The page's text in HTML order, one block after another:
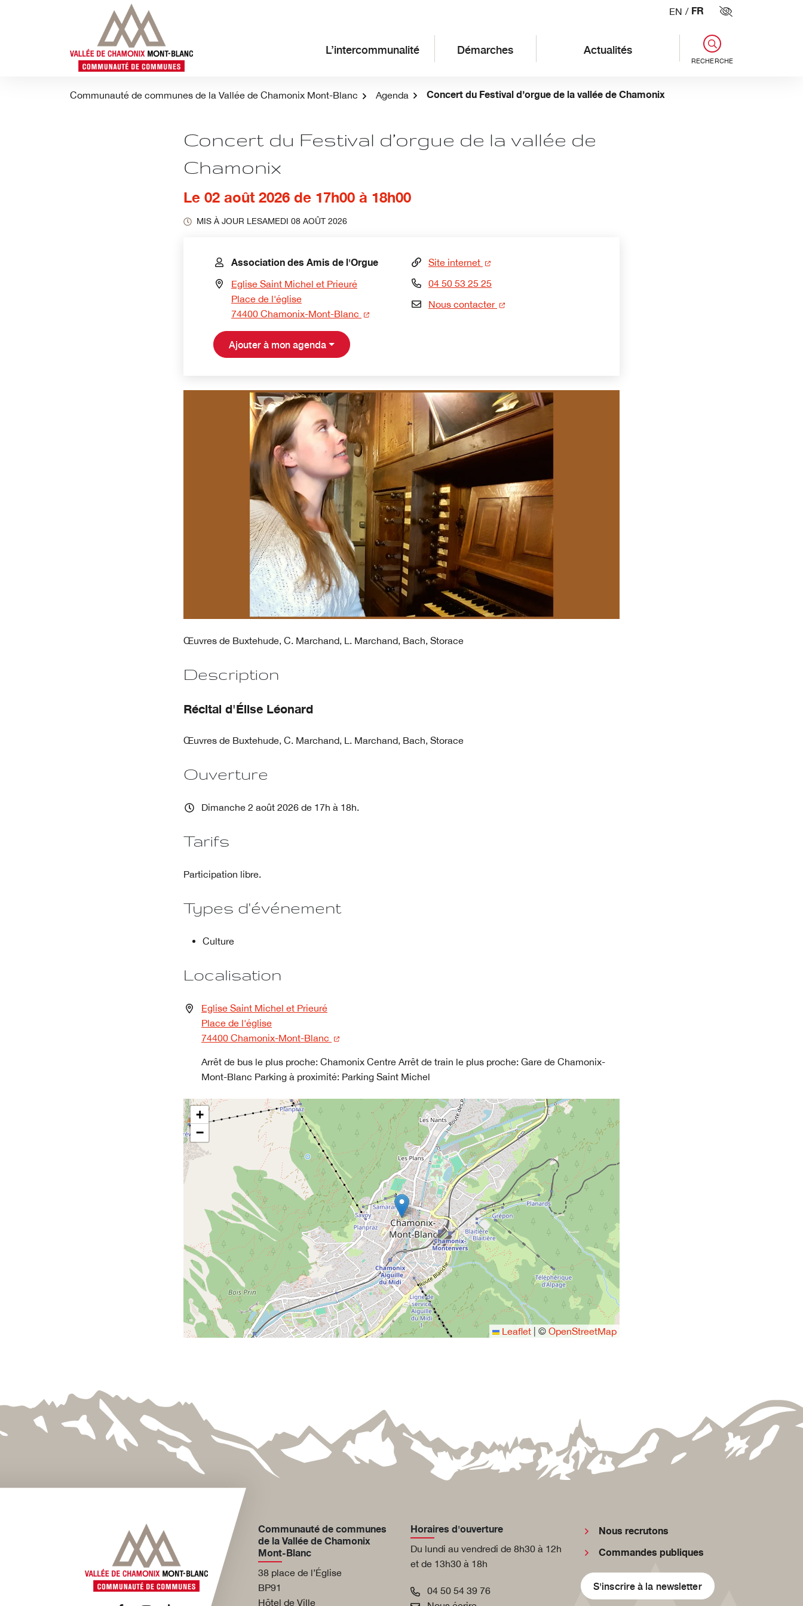
EN / FR
Paramètres
L’intercommunalité
Démarches Actualités
RECHERCHE
Communauté de communes de la Vallée de Chamonix Mont-Blanc Agenda Concert du Festival d’orgue de la vallée de Chamonix
Concert du Festival d’orgue de la vallée de
Chamonix
Le02août2026de 17h00 à 18h00
MIS À JOUR LESAMEDI 08 AOÛT 2026
Association des Amis de l'Orgue
Eglise Saint Michel et Prieuré
Place de l'église
74400 Chamonix-Mont-Blanc
(nouvelle fenêtre)
Site internet
(nouvelle fenêtre)
04 50 53 25 25
Nous contacter
(nouvelle fenêtre)
Ajouter à mon agenda
Œuvres de Buxtehude, C. Marchand, L. Marchand, Bach, Storace
Description
Récital d'Élise Léonard
Œuvres de Buxtehude, C. Marchand, L. Marchand, Bach, Storace
Ouverture
Dimanche 2 août 2026 de 17h à 18h.
Tarifs
Participation libre.
Types d'événement
Culture
Localisation
Eglise Saint Michel et Prieuré
Place de l'église
74400 Chamonix-Mont-Blanc
(nouvelle fenêtre)
Arrêt de bus le plus proche: Chamonix Centre Arrêt de train le plus proche: Gare de Chamonix-
Mont-Blanc Parking à proximité: Parking Saint Michel
+
−
Leaflet © OpenStreetMap
Communauté de communes
de la Vallée de Chamonix
Mont-Blanc
38 place de l’Église
BP91
Hôtel de Ville
Horaires d'ouverture
Du lundi au vendredi de 8h30 à 12h
et de 13h30 à 18h
04 50 54 39 76
Nous recrutons
Commandes publiques
S'inscrire à la newsletter